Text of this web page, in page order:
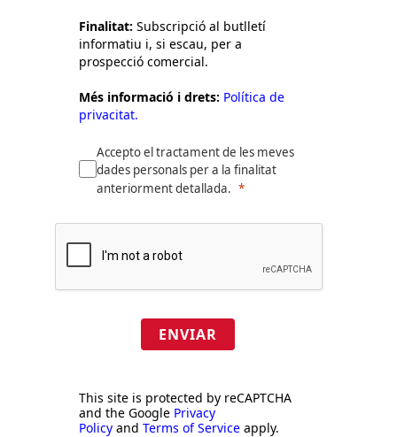
Finalitat: Subscripció al butlletí
informatiu i, si escau, per a
prospecció comercial.
Més informació i drets: Política de
privacitat.
Accepto el tractament de les meves
dades personals per a la finalitat
anteriorment detallada.
ENVIAR
This site is protected by reCAPTCHA
and the Google Privacy
Policy and Terms of Service apply.